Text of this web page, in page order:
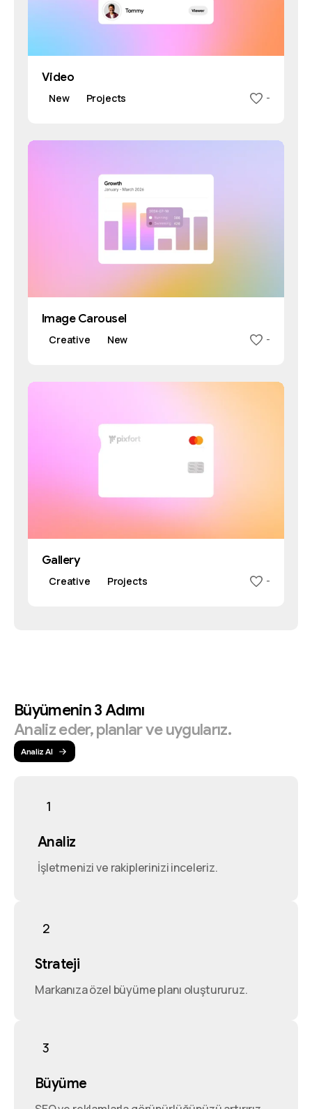
Video
New Projects -
Image Carousel
Creative New -
Gallery
Creative Projects -
Büyümenin3Adımı
Analizeder,planlarveuygularız.
Analiz Al
1
Analiz
İşletmenizi ve rakiplerinizi inceleriz.
2
Strateji
Markanıza özel büyüme planı oluştururuz.
3
Büyüme